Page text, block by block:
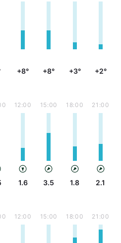
+8° +8° +3° +2°
12:00
1.6
15:00
3.5
18:00
1.8
21:00
2.1
12:00 15:00 18:00 21:00